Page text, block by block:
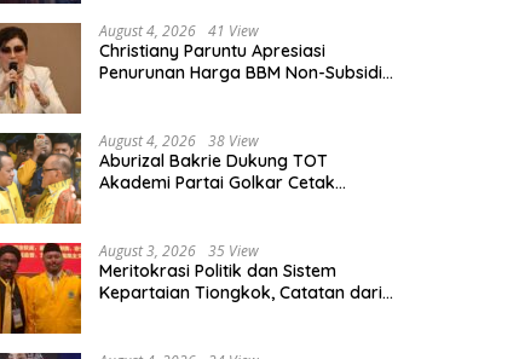
August 4, 2026 41 View
Christiany Paruntu Apresiasi
Penurunan Harga BBM Non-Subsidi,
August 4, 2026 38 View
Aburizal Bakrie Dukung TOT
Akademi Partai Golkar Cetak
August 3, 2026 35 View
Meritokrasi Politik dan Sistem
Kepartaian Tiongkok, Catatan dari